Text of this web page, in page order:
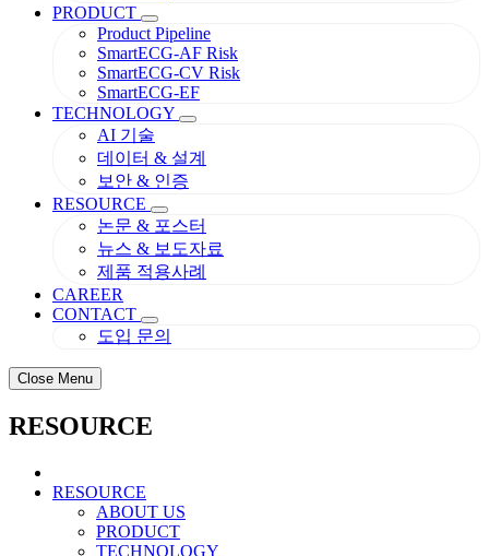
PRODUCT
Product Pipeline
SmartECG-AF Risk
SmartECG-CV Risk
SmartECG-EF
TECHNOLOGY
AI 기술
데이터 & 설계
보안 & 인증
RESOURCE
논문 & 포스터
뉴스 & 보도자료
제품 적용사례
CAREER
CONTACT
도입 문의
Close Menu
RESOURCE
RESOURCE
ABOUT US
PRODUCT
TECHNOLOGY